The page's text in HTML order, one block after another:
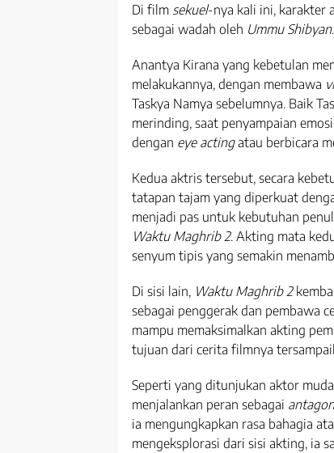
Di film sekuel-nya kali ini, karakter
sebagai wadah oleh Ummu Shibyan.
Anantya Kirana yang kebetulan
melakukannya, dengan membawa
Taskya Namya sebelumnya. Baik
merinding, saat penyampaian
dengan eye actingatau berbicara
Kedua aktris tersebut, secara
tatapan tajam yang diperkuat
menjadi pas untuk kebutuhan
Waktu Maghrib 2. Akting mata
senyum tipis yang semakin
Di sisi lain, Waktu Maghrib 2
sebagai penggerak dan pembawa
mampu memaksimalkan akting
tujuan dari cerita filmnya
Seperti yang ditunjukan aktor
menjalankan peran sebagai
ia mengungkapkan rasa bahagia
mengeksplorasi dari sisi akting, ia